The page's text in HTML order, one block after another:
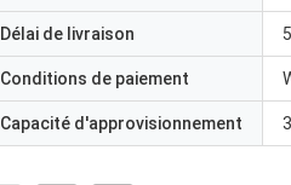
Délai de livraison
Conditions de paiement
Capacité d'approvisionnement